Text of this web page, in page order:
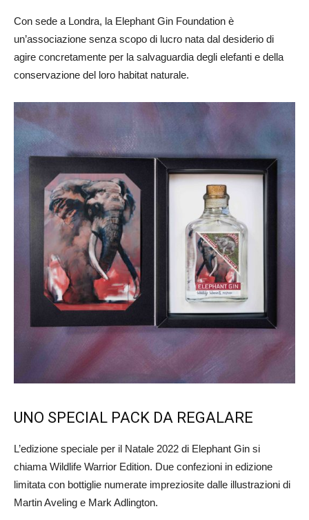
Con sede a Londra, la Elephant Gin Foundation è
un’associazione senza scopo di lucro nata dal desiderio di
agire concretamente per la salvaguardia degli elefanti e della
conservazione del loro habitat naturale.
UNO SPECIAL PACK DA REGALARE
L’edizione speciale per il Natale 2022 di Elephant Gin si
chiama Wildlife Warrior Edition. Due confezioni in edizione
limitata con bottiglie numerate impreziosite dalle illustrazioni di
Martin Aveling e Mark Adlington.